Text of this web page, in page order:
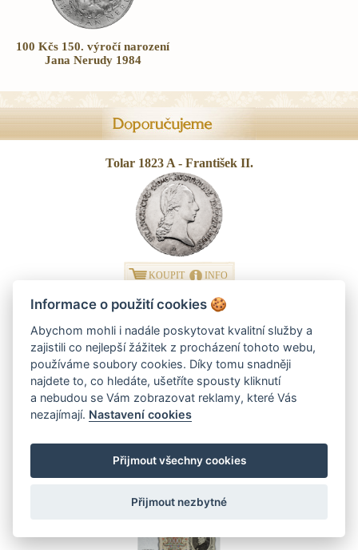
100 Kčs 150. výročí narození
Jana Nerudy 1984
Tolar 1823 A - František II.
KOUPIT INFO
T. G. Masaryk 1922 - Josef Šejnost -
1000 korun 1934 - perforovaná -
Informace o použití cookies 🍪
Abychom mohli i nadále poskytovat kvalitní služby a
zajistili co nejlepší žážitek z procházení tohoto webu,
používáme soubory cookies. Díky tomu snadněji
najdete to, co hledáte, ušetříte spousty kliknutí
a nebudou se Vám zobrazovat reklamy, které Vás
nezajímají. Nastavení cookies
Přijmout všechny cookies
Přijmout nezbytné